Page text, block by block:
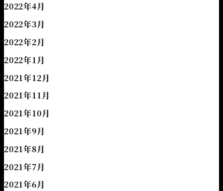
2022年4月
2022年3月
2022年2月
2022年1月
2021年12月
2021年11月
2021年10月
2021年9月
2021年8月
2021年7月
2021年6月